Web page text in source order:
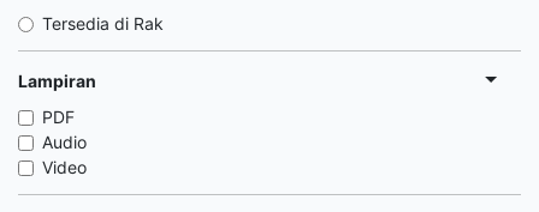
Tersedia di Rak
Lampiran
PDF
Audio
Video